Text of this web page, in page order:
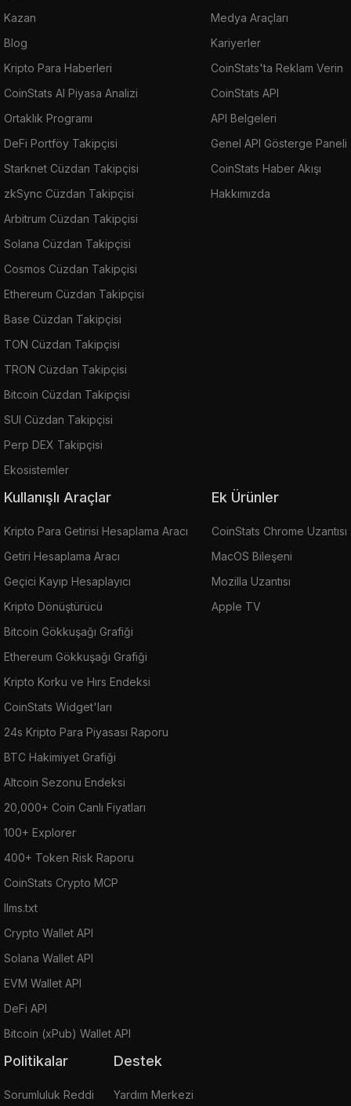
Kazan
Blog
Kripto Para Haberleri
CoinStats AI Piyasa Analizi
Ortaklık Programı
DeFi Portföy Takipçisi
Starknet Cüzdan Takipçisi
zkSync Cüzdan Takipçisi
Arbitrum Cüzdan Takipçisi
Solana Cüzdan Takipçisi
Cosmos Cüzdan Takipçisi
Ethereum Cüzdan Takipçisi
Base Cüzdan Takipçisi
TON Cüzdan Takipçisi
TRON Cüzdan Takipçisi
Bitcoin Cüzdan Takipçisi
SUI Cüzdan Takipçisi
Perp DEX Takipçisi
Ekosistemler
Medya Araçları
Kariyerler
CoinStats'ta Reklam Verin
CoinStats API
API Belgeleri
Genel API Gösterge Paneli
CoinStats Haber Akışı
Hakkımızda
Kullanışlı Araçlar
Kripto Para Getirisi Hesaplama Aracı
Getiri Hesaplama Aracı
Geçici Kayıp Hesaplayıcı
Kripto Dönüştürücü
Bitcoin Gökkuşağı Grafiği
Ethereum Gökkuşağı Grafiği
Kripto Korku ve Hırs Endeksi
CoinStats Widget'ları
24s Kripto Para Piyasası Raporu
BTC Hakimiyet Grafiği
Altcoin Sezonu Endeksi
20,000+ Coin Canlı Fiyatları
100+ Explorer
400+ Token Risk Raporu
CoinStats Crypto MCP
llms.txt
Crypto Wallet API
Solana Wallet API
EVM Wallet API
DeFi API
Bitcoin (xPub) Wallet API
Ek Ürünler
CoinStats Chrome Uzantısı
MacOS Bileşeni
Mozilla Uzantısı
Apple TV
Politikalar
Sorumluluk Reddi
Destek
Yardım Merkezi